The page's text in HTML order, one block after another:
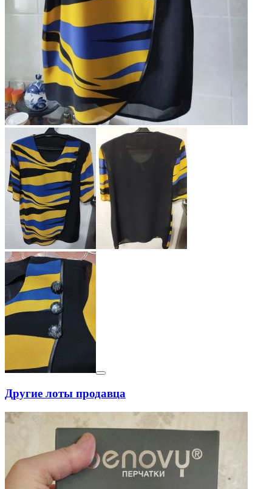
Другие лоты продавца